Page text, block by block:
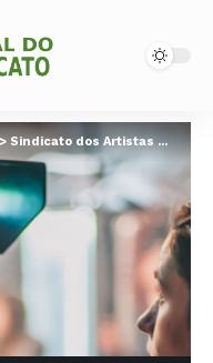
> Sindicato dos Artistas emite nota de repúdio contra Sophie Charlotte e reacende debate sobre ética e responsabilidade na arte